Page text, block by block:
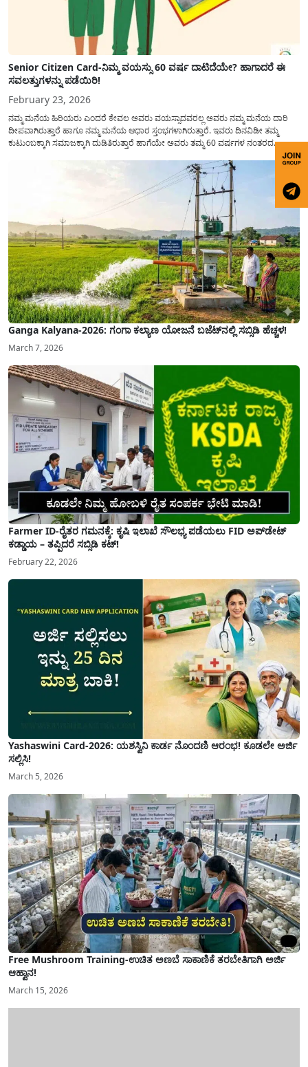
Senior Citizen Card-ನಿಮ್ಮ ವಯಸ್ಸು 60 ವರ್ಷ ದಾಟಿದೆಯೇ? ಹಾಗಾದರೆ ಈ
ಸವಲತ್ತುಗಳನ್ನು ಪಡೆಯಿರಿ!
February 23, 2026
ನಮ್ಮ ಮನೆಯ ಹಿರಿಯರು ಎಂದರೆ ಕೇವಲ ಅವರು ವಯಸ್ಸಾದವರಲ್ಲ ಅವರು ನಮ್ಮ ಮನೆಯ ದಾರಿ
ದೀಪವಾಗಿರುತ್ತಾರೆ ಹಾಗೂ ನಮ್ಮ ಮನೆಯ ಆಧಾರ ಸ್ತಂಭಗಳಾಗಿರುತ್ತಾರೆ. ಇವರು ದಿನವಿಡೀ ತಮ್ಮ
ಕುಟುಂಬಕ್ಕಾಗಿ ಸಮಾಜಕ್ಕಾಗಿ ದುಡಿತಿರುತ್ತಾರೆ ಹಾಗೆಯೇ ಅವರು ತಮ್ಮ 60 ವರ್ಷಗಳ ನಂತರದ
ಜೀವನವನ್ನು ನೆಮ್ಮದಿಯಿಂದ ಕಳೆಯಬೇಕೆಂಬುದು ಪ್ರತಿಯೊಬ್ಬರ ಕನಸಾಗಿರುತ್ತದೆ ಆದ್ದರಿಂದ ಸರ್ಕಾರವು
Ganga Kalyana-2026: ಗಂಗಾ ಕಲ್ಯಾಣ ಯೋಜನೆ ಬಜೆಟ್‌ನಲ್ಲಿ ಸಬ್ಸಿಡಿ ಹೆಚ್ಚಳ!
March 7, 2026
Farmer ID-ರೈತರ ಗಮನಕ್ಕೆ: ಕೃಷಿ ಇಲಾಖೆ ಸೌಲಭ್ಯ ಪಡೆಯಲು FID ಅಪ್‌ಡೇಟ್
ಕಡ್ಡಾಯ – ತಪ್ಪಿದರೆ ಸಬ್ಸಿಡಿ ಕಟ್!
February 22, 2026
Yashaswini Card-2026: ಯಶಸ್ವಿನಿ ಕಾರ್ಡ ನೊಂದಣಿ ಆರಂಭ! ಕೂಡಲೇ ಅರ್ಜಿ
ಸಲ್ಲಿಸಿ!
March 5, 2026
Free Mushroom Training-ಉಚಿತ ಅಣಬೆ ಸಾಕಾಣಿಕೆ ತರಬೇತಿಗಾಗಿ ಅರ್ಜಿ
ಆಹ್ವಾನ!
March 15, 2026